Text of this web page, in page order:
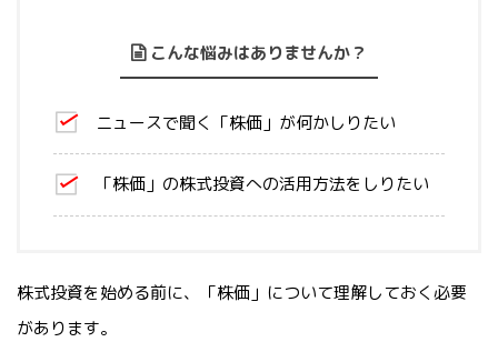
こんな悩みはありませんか？
ニュースで聞く「株価」が何かしりたい
「株価」の株式投資への活用方法をしりたい
株式投資を始める前に、「株価」について理解しておく必要
があります。